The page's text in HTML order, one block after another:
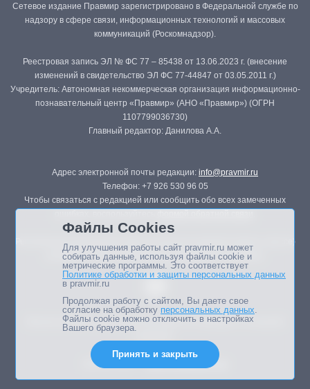
Сетевое издание Правмир зарегистрировано в Федеральной службе по
надзору в сфере связи, информационных технологий и массовых
коммуникаций (Роскомнадзор).
Реестровая запись ЭЛ № ФС 77 – 85438 от 13.06.2023 г. (внесение
изменений в свидетельство ЭЛ ФС 77-44847 от 03.05.2011 г.)
Учредитель: Автономная некоммерческая организация информационно-
познавательный центр «Правмир» (АНО «Правмир») (ОГРН
1107799036730)
Главный редактор: Данилова А.А.
Адрес электронной почты редакции: info@pravmir.ru
Телефон: +7 926 530 96 05
Чтобы связаться с редакцией или сообщить обо всех замеченных
Републикация материалов сайта в печатных изданиях (книгах, прессе)
возможна только с письменного разрешения редакции.
Мнение авторов статей портала может не совпадать с позицией
Дизайн сайта -
Файлы Cookies
Для улучшения работы сайт pravmir.ru может
собирать данные, используя файлы cookie и
метрические программы. Это соответствует
Политике обработки и защиты персональных данных
в pravmir.ru
Продолжая работу с сайтом, Вы даете свое
согласие на обработку персональных данных.
Файлы cookie можно отключить в настройках
Вашего браузера.
Принять и закрыть